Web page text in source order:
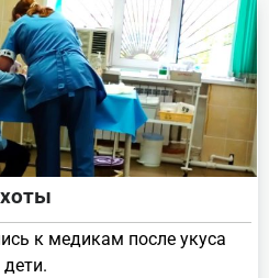
к медикам после укуса